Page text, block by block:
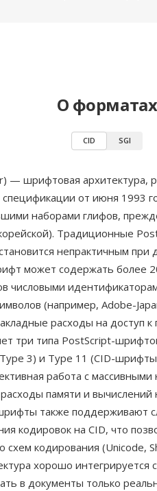
О форматах
CID SGI
— шрифтовая архитектура,
спецификации от июня 1993
наборами глифов,
корейской). Традиционные
непрактичным при
может содержать более
числовыми
(например, Adobe-
расходы на доступ
три типа PostScript-
3) и Type 11 (CID-
работа с массивными
памяти и вычислений
также поддерживают
кодировок на CID, что
схем кодирования (Unicode,
хорошо интегрируется
в документы только